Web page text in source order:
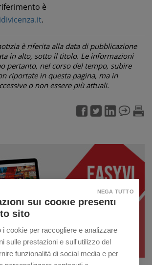
è
.
è riferita alla data di pubblicazione
in alto, sotto il titolo. Le informazioni
pertanto, nel corso del tempo, subire
riportate in questa pagina, ma in
o non essere più attuali.
sui cookie presenti
sito
i cookie per raccogliere e analizzare
sulle prestazioni e sull'utilizzo del
funzionalità di social media e per
NEGA TUTTO